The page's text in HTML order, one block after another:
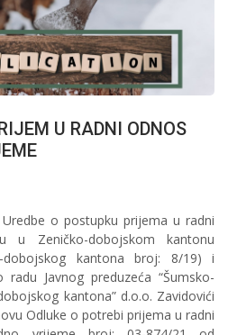
U RADNI ODNOS
o postupku prijema u radni
u Zeničko-dobojskom kantonu
dobojskog kantona broj: 8/19) i
Javnog preduzeća “Šumsko-
kantona” d.o.o. Zavidovići
Odluke o potrebi prijema u radni